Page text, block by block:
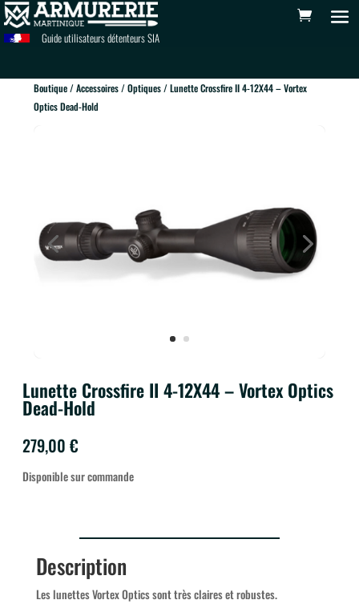
Guide utilisateurs détenteurs SIA
Boutique/Accessoires/Optiques/ Lunette Crossfire II 4-12X44 – Vortex
Optics Dead-Hold
Lunette Crossfire II 4-12X44 – Vortex Optics
Dead-Hold
279,00 €
Disponible sur commande
Description
Les lunettes Vortex Optics sont très claires et robustes.